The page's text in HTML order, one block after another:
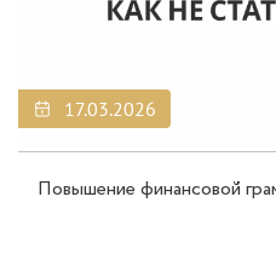
17.03.2026
Повышение финансовой